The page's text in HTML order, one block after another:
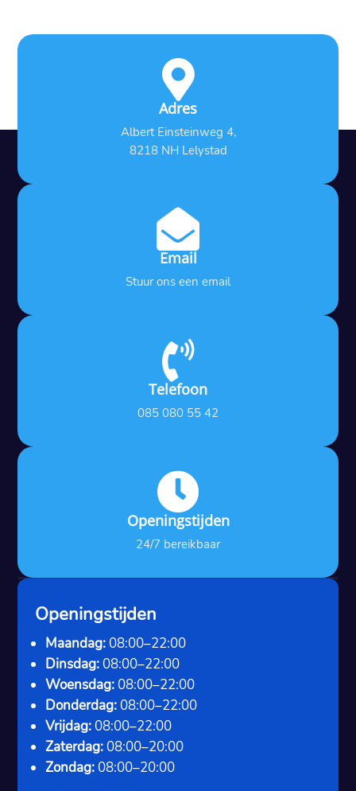

Adres
Albert Einsteinweg 4,
8218 NH Lelystad

Email
Stuur ons een email

Telefoon
085 080 55 42

Openingstijden
24/7 bereikbaar
Openingstijden
Maandag: 08:00–22:00
Dinsdag: 08:00–22:00
Woensdag: 08:00–22:00
Donderdag: 08:00–22:00
Vrijdag: 08:00–22:00
Zaterdag: 08:00–20:00
Zondag: 08:00–20:00